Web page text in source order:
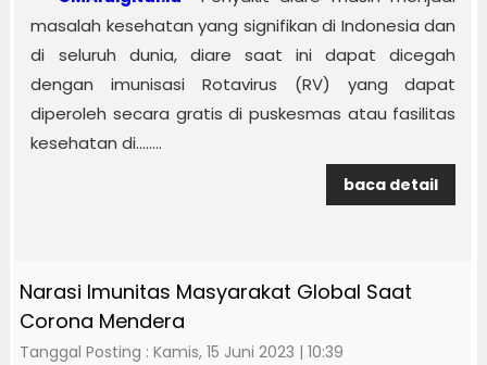
masalah kesehatan yang signifikan di Indonesia dan
di seluruh dunia, diare saat ini dapat dicegah
dengan imunisasi Rotavirus (RV) yang dapat
diperoleh secara gratis di puskesmas atau fasilitas
kesehatan di........
baca detail
Narasi Imunitas Masyarakat Global Saat
Corona Mendera
Tanggal Posting : Kamis, 15 Juni 2023 | 10:39